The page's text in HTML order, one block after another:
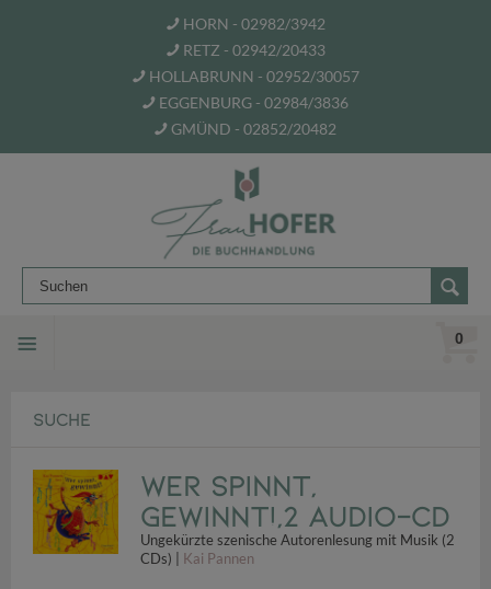
HORN - 02982/3942
RETZ - 02942/20433
HOLLABRUNN - 02952/30057
EGGENBURG - 02984/3836
GMÜND - 02852/20482
0
SUCHE
Wer spinnt,
gewinnt!,2 Audio-CD
Ungekürzte szenische Autorenlesung mit Musik (2
CDs) | Kai Pannen